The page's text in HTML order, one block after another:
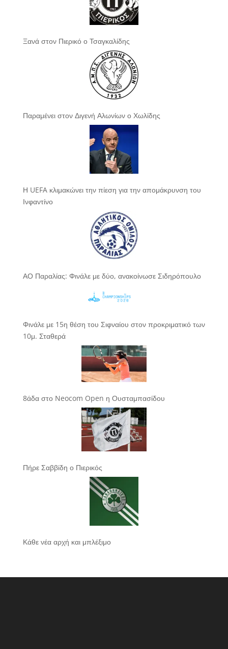
Ξανά στον Πιερικό ο Τσαγκαλίδης
Παραμένει στον Διγενή Αλωνίων ο Χωλίδης
Η UEFA κλιμακώνει την πίεση για την απομάκρυνση του
Ινφαντίνο
ΑΟ Παραλίας: Φινάλε με δύο, ανακοίνωσε Σιδηρόπουλο
Φινάλε με 15η θέση του Σιφναίου στον προκριματικό των
10μ. Σταθερά
8άδα στο Neocom Open η Ουσταμπασίδου
Πήρε Σαββίδη ο Πιερικός
Κάθε νέα αρχή και μπλέξιμο